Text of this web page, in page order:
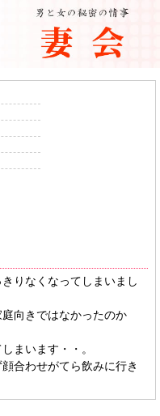
りなくなってしまいまし
向きではなかったのか
まいます・・。
合わせがてら飲みに行き